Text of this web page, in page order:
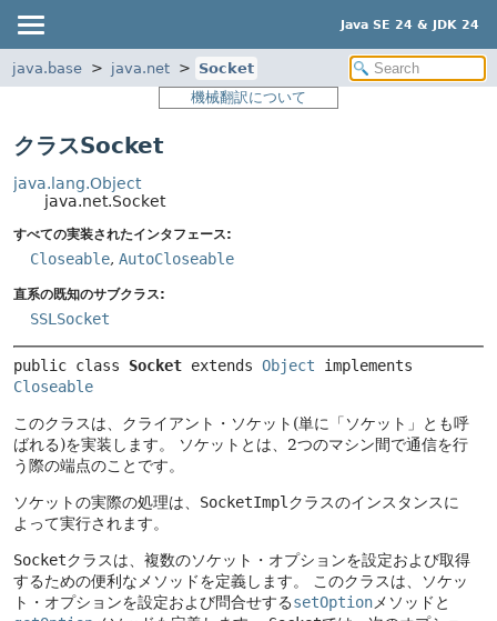
Java SE 24 & JDK 24
java.base java.net
Socket
機械翻訳について
クラスSocket
java.lang.Object
java.net.Socket
すべての実装されたインタフェース:
Closeable, AutoCloseable
直系の既知のサブクラス:
SSLSocket
public class Socket extends Object
Closeable
このクラスは、クライアント・ソケット(単に「ソケット」とも呼
ばれる)を実装します。
ソケットとは、2つのマシン間で通信を行
う際の端点のことです。
ソケットの実際の処理は、 SocketImpl クラスのインスタンスに
よって実行されます。
Socketクラスは、複数のソケット・オプションを設定および取得
するための便利なメソッドを定義します。
このクラスは、ソケッ
ト・オプションを設定および問合せするsetOption メソッドと